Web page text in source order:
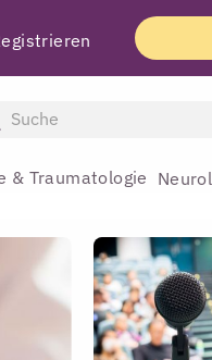
& Traumatologie